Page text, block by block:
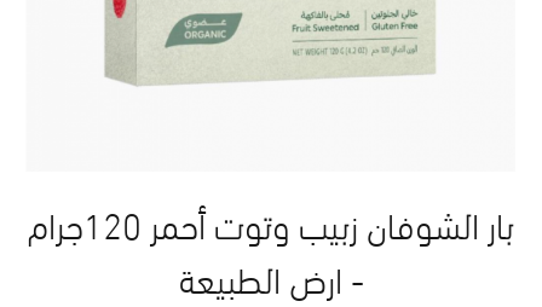
بار الشوفان زبيب وتوت أحمر 120جرام
- ارض الطبيعة